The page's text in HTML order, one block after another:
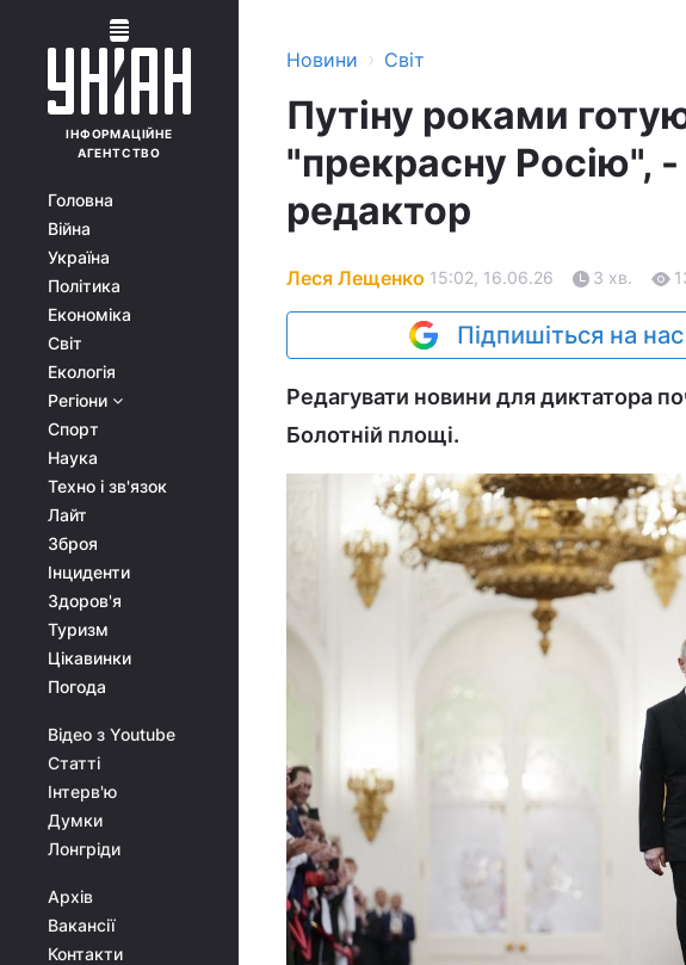
ІНФОРМАЦІЙНЕ
АГЕНТСТВО
Головна
Війна
Україна
Політика
Економіка
Світ
Екологія
Регіони
Спорт
Наука
Техно і зв'язок
Лайт
Зброя
Інциденти
Здоров'я
Туризм
Цікавинки
Погода
Відео з Youtube
Статті
Інтерв'ю
Думки
Лонгріди
Архів
Вакансії
Контакти
Новини › Світ
Путіну роками
"прекрасну Росію",
редактор
Леся Лещенко 15:02, 16.06.26 3 хв.
Підпишіться на
Редагувати новини для диктатора
Болотній площі.